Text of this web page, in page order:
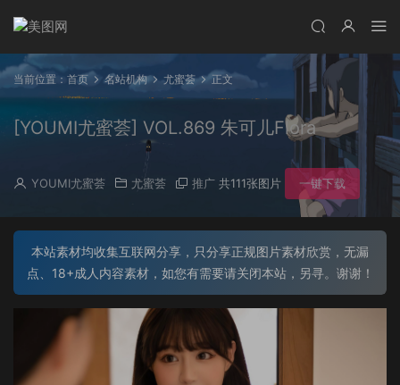
当前位置： 首页 名站机构 尤蜜荟 正文
[YOUMI尤蜜荟] VOL.869 朱可儿Flora
YOUMI尤蜜荟 尤蜜荟 推广 共111张图片 一键下载
本站素材均收集互联网分享，只分享正规图片素材欣赏，无漏
点、18+成人内容素材，如您有需要请关闭本站，另寻。谢谢！